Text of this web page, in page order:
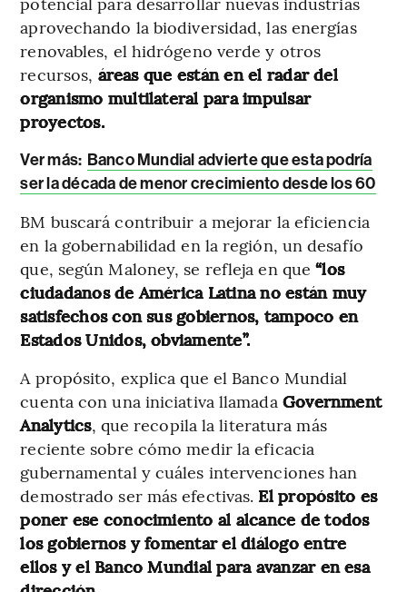
aprovechando la biodiversidad, las energías
renovables, el hidrógeno verde y otros
recursos, áreas que están en el radar del
organismo multilateral para impulsar
proyectos.
Ver más: Banco Mundial advierte que esta podría
ser la década de menor crecimiento desde los 60
BM buscará contribuir a mejorar la eficiencia
en la gobernabilidad en la región, un desafío
que, según Maloney, se refleja en que“los
ciudadanos de América Latina no están muy
satisfechos con sus gobiernos, tampoco en
Estados Unidos, obviamente”.
A propósito, explica que el Banco Mundial
cuenta con una iniciativa llamada Government
Analytics, que recopila la literatura más
reciente sobre cómo medir la eficacia
gubernamental y cuáles intervenciones han
demostrado ser más efectivas. El propósito es
poner ese conocimiento al alcance de todos
los gobiernos y fomentar el diálogo entre
ellos y el Banco Mundial para avanzar en esa